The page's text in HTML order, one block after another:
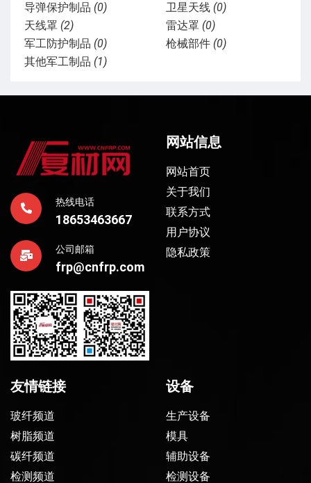
导弹保护制品 (0) 卫星天线 (0)
天线罩 (2) 雷达罩 (0)
军工防护制品 (0) 枪械部件 (0)
其他军工制品 (1)
热线电话
18653463667
公司邮箱
frp@cnfrp.com
网站信息
网站首页
关于我们
联系方式
用户协议
隐私政策
友情链接
玻纤频道
树脂频道
碳纤频道
检测频道
设备
生产设备
模具
辅助设备
检测设备